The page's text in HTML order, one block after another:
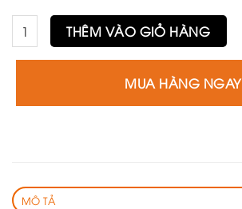
Ghế GE5 số lượngTHÊM VÀO GIỎ HÀNG
MUA HÀNG NGAY
MÔ TẢ